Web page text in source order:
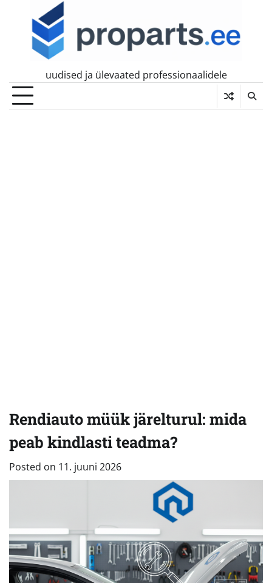
content
uudised ja ülevaated professionaalidele
Rendiauto müük järelturul: mida
peab kindlasti teadma?
Posted on 11. juuni 2026